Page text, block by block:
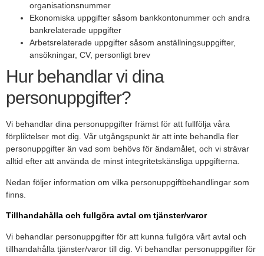
organisationsnummer
Ekonomiska uppgifter såsom bankkontonummer och andra
bankrelaterade uppgifter
Arbetsrelaterade uppgifter såsom anställningsuppgifter,
ansökningar, CV, personligt brev
Hur behandlar vi dina
personuppgifter?
Vi behandlar dina personuppgifter främst för att fullfölja våra
förpliktelser mot dig. Vår utgångspunkt är att inte behandla fler
personuppgifter än vad som behövs för ändamålet, och vi strävar
alltid efter att använda de minst integritetskänsliga uppgifterna.
Nedan följer information om vilka personuppgiftbehandlingar som
finns.
Tillhandahålla och fullgöra avtal om tjänster/varor
Vi behandlar personuppgifter för att kunna fullgöra vårt avtal och
tillhandahålla tjänster/varor till dig. Vi behandlar personuppgifter för